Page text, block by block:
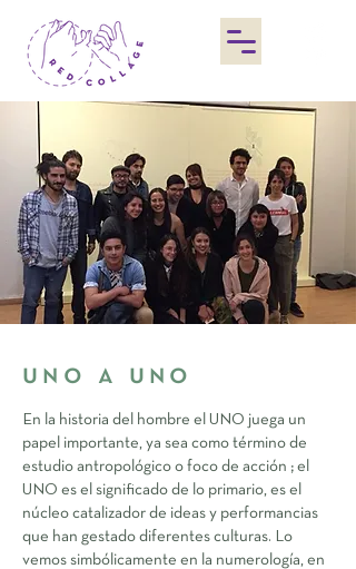
uno a uno
En la historia del hombre el UNO juega un
papel importante, ya sea como término de
estudio antropológico o foco de acción ; el
UNO es el significado de lo primario, es el
núcleo catalizador de ideas y performancias
que han gestado diferentes culturas. Lo
vemos simbólicamente en la numerología, en